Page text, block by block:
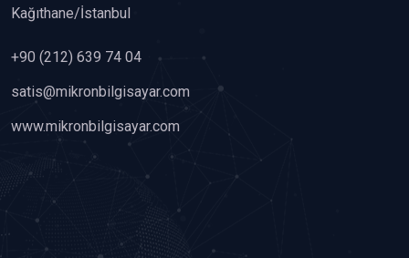
Kağıthane/İstanbul
+90 (212) 639 74 04
satis@mikronbilgisayar.com
www.mikronbilgisayar.com